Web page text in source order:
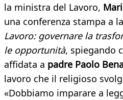
la ministra del Lavoro,
una conferenza stampa a
Lavoro: governare la
le opportunità, spiegando
affidata a padre Paolo
lavoro che il religioso
«Dobbiamo imparare a